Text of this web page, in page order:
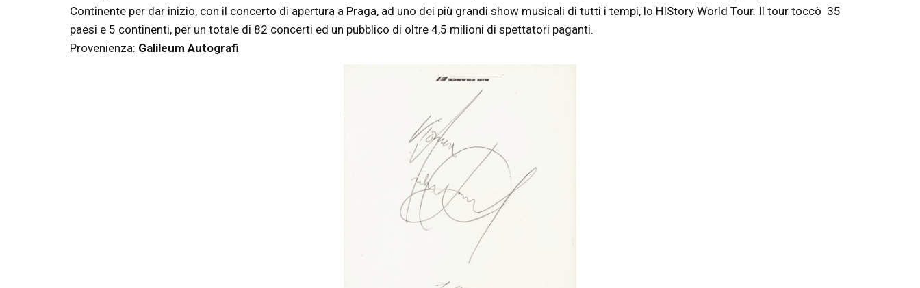
Continente per dar inizio, con il concerto di apertura a Praga, ad uno dei più grandi show musicali di tutti i tempi, lo HIStory World Tour. Il tour toccò 35
paesi e 5 continenti, per un totale di 82 concerti ed un pubblico di oltre 4,5 milioni di spettatori paganti.
Provenienza: Galileum Autografi